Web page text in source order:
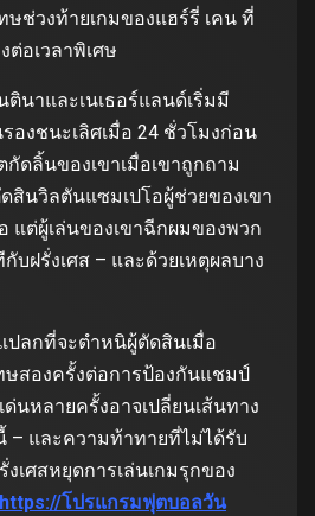
ช่วงท้ายเกมของแฮร์รี่ เคน ที่
ต่อเวลาพิเศษ
ตินาและเนเธอร์แลนด์เริ่มมี
องชนะเลิศเมื่อ 24 ชั่วโมงก่อน
กัดลิ้นของเขาเมื่อเขาถูกถาม
สินวิลตันแซมเปโอผู้ช่วยของเขา
แต่ผู้เล่นของเขาฉีกผมของพวก
บฝรั่งเศส – และด้วยเหตุผลบาง
ปลกที่จะตําหนิผู้ตัดสินเมื่อ
ษสองครั้งต่อการป้องกันแชมป์
นหลายครั้งอาจเปลี่ยนเส้นทาง
– และความท้าทายที่ไม่ได้รับ
เศสหยุดการเล่นเกมรุกของ
https://โปรแกรมฟุตบอลวัน